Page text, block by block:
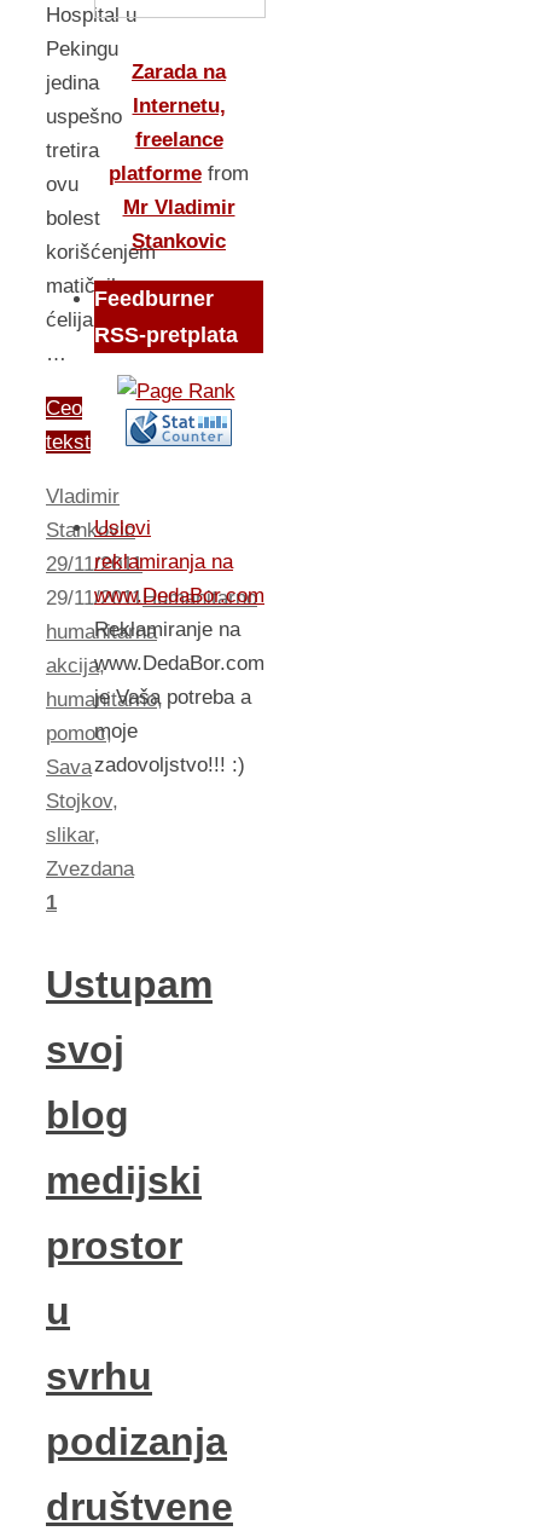
Hospital u
Pekingu
jedina
uspešno
tretira
ovu
bolest
korišćenjem
matičnih
ćelija.
…
Ceo
tekst
Vladimir
Stankovic
29/11/2011
29/11/2011Humanitarno
humanitarna
akcija,
humanitarno,
pomoc,
Sava
Stojkov,
slikar,
Zvezdana
1
Ustupam
svoj
blog
medijski
prostor
u
svrhu
podizanja
društvene
Zarada na
Internetu,
freelance
platforme from
Mr Vladimir
Stankovic
Feedburner
RSS-pretplata
Uslovi
reklamiranja na
www.DedaBor.com
Reklamiranje na
www.DedaBor.com
je Vaša potreba a
moje
zadovoljstvo!!! :)